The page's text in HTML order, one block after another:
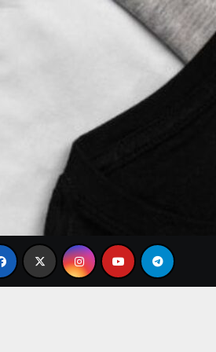
Desain Simple Elegan dan